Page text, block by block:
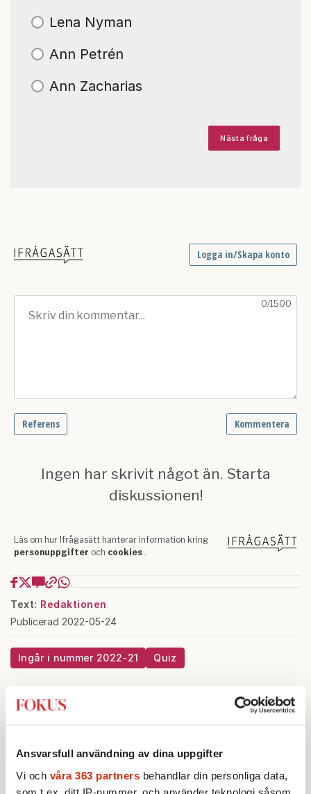
Ansvarsfull användning av dina uppgifter
Vi och våra 363 partners behandlar din personliga data,
Lena Nyman
Ann Petrén
Ann Zacharias
Nästa fråga
Text: Redaktionen
Publicerad 2022-05-24
Ingår i nummer 2022-21 Quiz